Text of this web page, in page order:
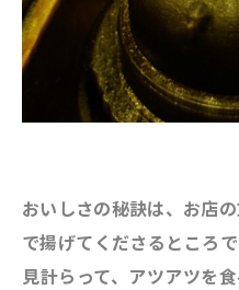
おいしさの秘訣は、お店
で揚げてくださるところ
見計らって、アツアツを